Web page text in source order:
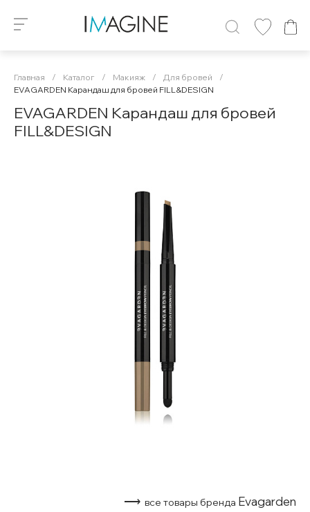
Главная / Каталог / Макияж / Для бровей
/
EVAGARDEN Карандаш для бровей FILL&DESIGN
EVAGARDEN Карандаш для бровей
FILL&DESIGN
⟶ все товары бренда Evagarden